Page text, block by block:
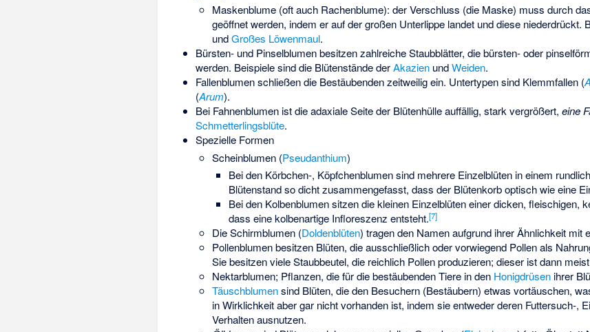
Maskenblume (oft auch Rachenblume): der Verschluss (die Maske) muss durch
geöffnet werden, indem er auf der großen Unterlippe landet und diese niederdrückt.
undGroßes Löwenmaul.
Bürsten- und Pinselblumen besitzen zahlreiche Staubblätter, die bürsten- oder
werden. Beispiele sind die Blütenstände derAkazienundWeiden.
Fallenblumen schließen die Bestäubenden zeitweilig ein. Untertypen sind Klemmfallen (
(Arum).
Bei Fahnenblumen ist die adaxiale Seite der Blütenhülle auffällig, stark vergrößert, eine
Schmetterlingsblüte.
Spezielle Formen
Scheinblumen (Pseudanthium)
Bei den Körbchen-, Köpfchenblumen sind mehrere Einzelblüten in einem
Blütenstand so dicht zusammengefasst, dass der Blütenkorb optisch wie eine
Bei den Kolbenblumen sitzen die kleinen Einzelblüten einer dicken, fleischigen,
dass eine kolbenartige Infloreszenz entsteht.[7]
Die Schirmblumen (Doldenblüten) tragen den Namen aufgrund ihrer Ähnlichkeit mit
Pollenblumen besitzen Blüten, die ausschließlich oder vorwiegend Pollen als
Sie besitzen viele Staubbeutel, die reichlich Pollen produzieren; dieser ist dann
Nektarblumen; Pflanzen, die für die bestäubenden Tiere in den Honigdrüsen ihrer
Täuschblumensind Blüten, die den Besuchern (Bestäubern) etwas vortäuschen,
in Wirklichkeit aber gar nicht vorhanden ist, indem sie entweder deren Futtersuch-,
Verhalten ausnutzen.